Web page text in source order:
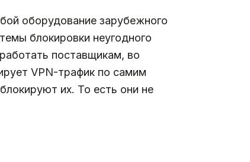
оборудование зарубежного
блокировки неугодного
поставщикам, во
VPN-трафик по самим
их. То есть они не